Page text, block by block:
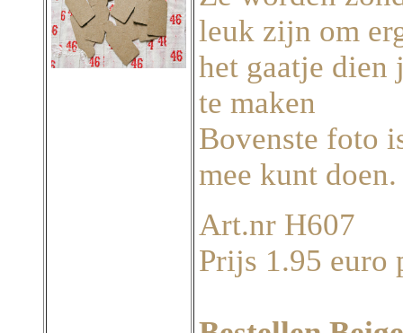
leuk zijn om
het gaatje dien
te maken
Bovenste foto
mee kunt doen.
Art.nr H607
Prijs 1.95 euro